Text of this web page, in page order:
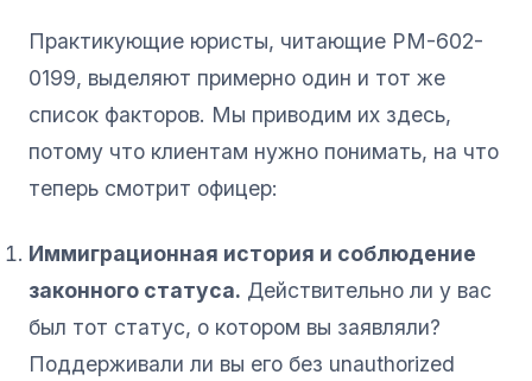
Практикующие юристы, читающие PM-602-
0199, выделяют примерно один и тот же
список факторов. Мы приводим их здесь,
потому что клиентам нужно понимать, на что
теперь смотрит офицер:
Иммиграционная история и соблюдение
законного статуса. Действительно ли у вас
был тот статус, о котором вы заявляли?
Поддерживали ли вы его без unauthorized